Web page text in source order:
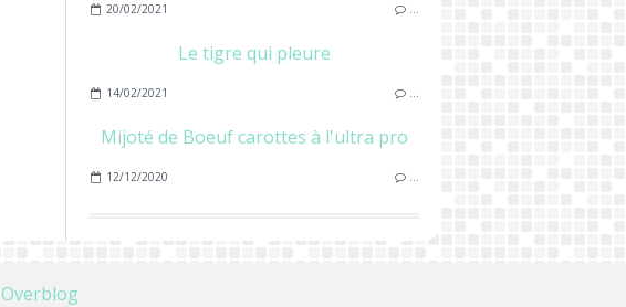
20/02/2021 …
Le tigre qui pleure
14/02/2021 …
Mijoté de Boeuf carottes à l'ultra pro
12/12/2020 …
Overblog